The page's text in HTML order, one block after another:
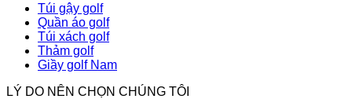
Túi gậy golf
Quần áo golf
Túi xách golf
Thảm golf
Giầy golf Nam
LÝ DO NÊN CHỌN CHÚNG TÔI